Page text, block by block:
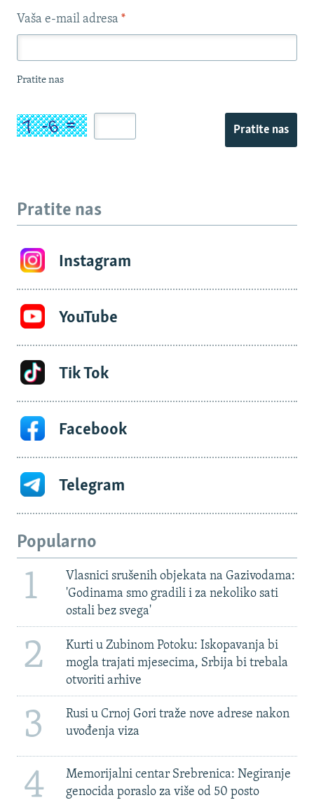
Vaša e-mail adresa *
Pratite nas
Pratite nas
Pratite nas
Instagram
YouTube
Tik Tok
Facebook
Telegram
Popularno
1
Vlasnici srušenih objekata na Gazivodama:
'Godinama smo gradili i za nekoliko sati
ostali bez svega'
2
Kurti u Zubinom Potoku: Iskopavanja bi
mogla trajati mjesecima, Srbija bi trebala
otvoriti arhive
3
Rusi u Crnoj Gori traže nove adrese nakon
uvođenja viza
4
Memorijalni centar Srebrenica: Negiranje
genocida poraslo za više od 50 posto